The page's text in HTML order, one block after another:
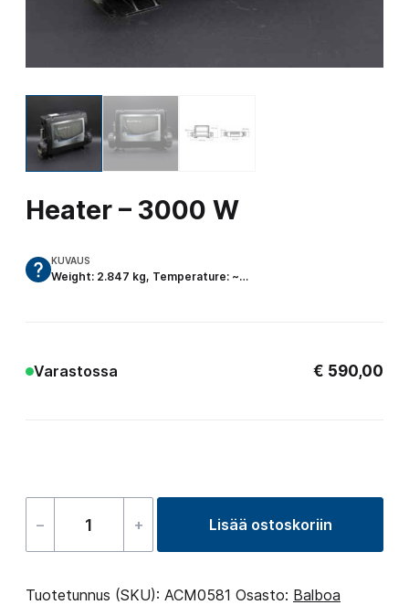
Heater – 3000 W
KUVAUS
Weight: 2.847 kg, Temperature: ~…
Varastossa € 590,00
–
Heater
3000
+ Lisää ostoskoriin
Tuotetunnus (SKU): ACM0581 Osasto: Balboa